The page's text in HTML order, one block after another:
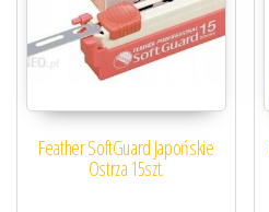
Feather SoftGuard Japońskie
Ostrza 15szt.